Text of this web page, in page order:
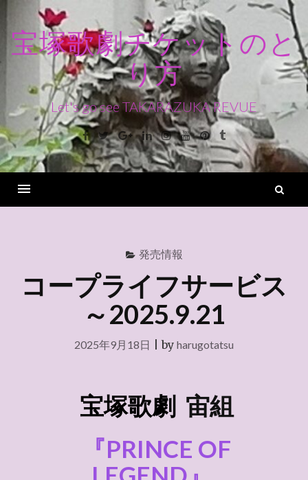
ン
ス
キ
ッ
宝塚歌劇チケットのと
り方
Let's go see TAKARAZUKA REVUE
Facebook
TwitterGoogle+LinkedinInstagram
YoutubePinterest
Tumblr
発売情報
コープライフサービス
～2025.9.21
2025年9月18日 |by harugotatsu
宝塚歌劇 宙組
『PRINCE OF